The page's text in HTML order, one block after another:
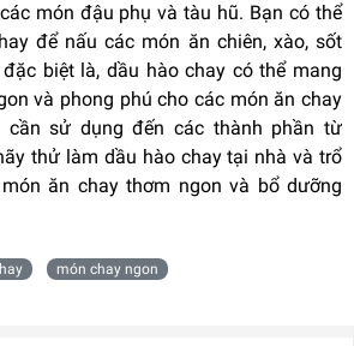
món đậu phụ và tàu hũ. Bạn có thể
để nấu các món ăn chiên, xào, sốt
biệt là, dầu hào chay có thể mang
và phong phú cho các món ăn chay
cần sử dụng đến các thành phần từ
thử làm dầu hào chay tại nhà và trổ
ăn chay thơm ngon và bổ dưỡng
món chay ngon